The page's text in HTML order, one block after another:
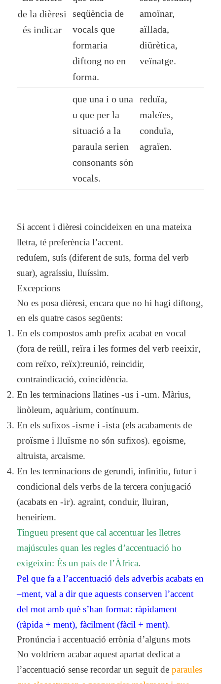
de la dièresi
és indicar
seqüència de
vocals que
formaria
diftong no en
forma.
amoïnar,
aïllada,
diürètica,
veïnatge.
que unai o una
u que per la
situació a la
paraula serien
consonants són
vocals.
reduïa,
maleïes,
conduïa,
agraïen.
Si accent i dièresi coincideixen en una mateixa
lletra,té preferència l’accent.
reduíem, suís (diferent desuïs, forma del verb
suar), agraíssiu, lluíssim.
Excepcions
No es posa dièresi, encara que no hi hagi diftong,
en els quatre casos següents:
En els compostos amb prefix acabat en vocal
(fora dereüll, reïra i les formes del verbreeixir,
comreïxo, reïx):reunió, reincidir,
contraindicació, coincidència.
En les terminacions llatines-us i-um. Màrius,
linòleum, aquàrium, contínuum.
En els sufixos-isme i-ista (els acabaments de
proïsme illuïsme no són sufixos). egoisme,
altruista, arcaisme.
En les terminacions de gerundi, infinitiu, futur i
condicional dels verbs de la tercera conjugació
(acabats en-ir). agraint, conduir, lluiran,
beneiríem.
Tingueu present que cal accentuar les lletres
majúscules quan les regles d’accentuació ho
exigeixin: És un país de l’Àfrica.
Pel que fa a l’accentuació dels adverbis acabats en
–ment, val a dir que aquests conserven l’accent
del mot amb què s’han format: ràpidament
(ràpida + ment), fàcilment (fàcil + ment).
Pronúncia i accentuació errònia d’alguns mots
No voldríem acabar aquest apartat dedicat a
l’accentuació sense recordar un seguit deparaules